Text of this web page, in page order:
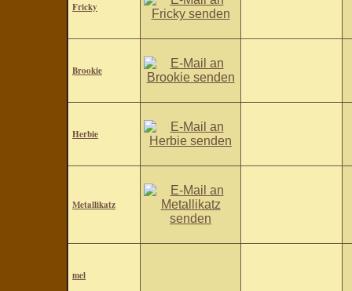
Fricky
Brookie
Herbie
Metallikatz
mel